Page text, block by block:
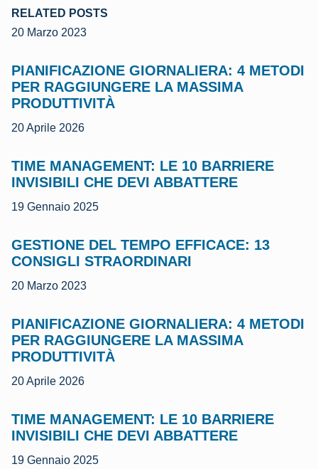
RELATED POSTS
20 Marzo 2023
PIANIFICAZIONE GIORNALIERA: 4 METODI
PER RAGGIUNGERE LA MASSIMA
PRODUTTIVITÀ
20 Aprile 2026
TIME MANAGEMENT: LE 10 BARRIERE
INVISIBILI CHE DEVI ABBATTERE
19 Gennaio 2025
GESTIONE DEL TEMPO EFFICACE: 13
CONSIGLI STRAORDINARI
20 Marzo 2023
PIANIFICAZIONE GIORNALIERA: 4 METODI
PER RAGGIUNGERE LA MASSIMA
PRODUTTIVITÀ
20 Aprile 2026
TIME MANAGEMENT: LE 10 BARRIERE
INVISIBILI CHE DEVI ABBATTERE
19 Gennaio 2025